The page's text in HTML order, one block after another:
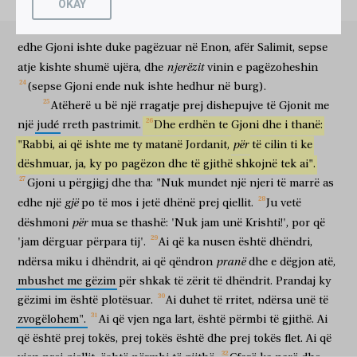
ἐστίν;
ἀκούων
që dëgjon
αὐτοῦ,
atë
χαρᾷ
gëzimi
χαίρει
gëzohet
διὰ
për shkak
τὴν φωνὴν
të zërit
τοῦ
νυμφίου.
të dhëndrit
αὕτη
ky
οὖν
prandaj
ἡ χαρὰ
gëzimi
ἡ ἐμὴ
imi
πεπλήρωται.
është plotësuar
ἐκεῖνον
ai
δεῖ
duhet
αὐξάνειν,
të rritet
ἐμὲ
unë
δὲ
por
ἐλαττοῦσθαι.
të zvogëlohem ai nga lart
ἐρχόμενος,
që vjen
ἐπάνω
përmbi
πάντων
të gjithë
ἐστίν.
është
ὁ
ai
ὢν
që është
ἐκ
prej
τῆς γῆς,
tokës
ἐκ
prej
τῆς γῆς
tokës
ἐστιν,
është
καὶ
dhe
ἐκ
prej
τῆς γῆς
tokës
λαλεῖ.
flet
ὁ
ai
ἐκ
prej
τοῦ
οὐρανοῦ
qiellit
ἐρχόμενος,
që vjen
ἐπάνω
përmbi
πάντων
të gjithë
ἐστίν.
është
ὃ
çfarë
ἑώρακεν
ka parë
καὶ
dhe
ἤκουσεν,
dëgjoi
τοῦτο μαρτυρεῖ; καὶ
dhe
τὴν μαρτυρίαν
dëshminë
αὐτοῦ, οὐδεὶς
asnjë
λαμβάνει.
ὁ
ai
λαβὼν
që pranon
αὐτοῦ
e tij
τὴν μαρτυρίαν,
dëshminë
ἐσφράγισεν
vulosi
ὅτι
se
ὁ
Θεὸς
Perëndia
ἀληθής
i vërtetë
ἐστιν.
është të cilin sepse
ἀπέστειλεν
dërgoi
ὁ
Θεὸς,
Perëndia
τὰ ῥήματα
thëniet
τοῦ Θεοῦ
e Perëndisë
λαλεῖ;
flet
οὐ
nuk
γὰρ
sepse
ἐκ
prej
μέτρου
mase jep
τὸ
Frymën Ati do
τὸν
Birin dhe
πάντα
të gjitha
δέδωκεν
ka dhënë
ἐν
në
τῇ χειρὶ
dorën
αὐτοῦ.
e tij
ὁ
ai
πιστεύων
që beson
εἰς
në
τὸν
Mbas këtyre
edhe Gjoni ishte duke pagëzuar në Enon, afër Salimit, sepse
atje kishte shumë ujëra, dhe njerëzit vinin e pagëzoheshin
(sepse Gjoni ende nuk ishte hedhur në burg).
Atëherë u bë një rragatje prej dishepujve të Gjonit me
një judé rreth pastrimit. Dhe erdhën te Gjoni dhe i thanë:
"Rabbi, ai që ishte me ty matanë Jordanit, për të cilin ti ke
dëshmuar, ja, ky po pagëzon dhe të gjithë shkojnë tek ai".
Gjoni u përgjigj dhe tha: "Nuk mundet një njeri të marrë as
edhe një gjë po të mos i jetë dhënë prej qiellit. Ju vetë
dëshmoni për mua se thashë: 'Nuk jam unë Krishti!', por që
'jam dërguar përpara tij'. Ai që ka nusen është dhëndri,
ndërsa miku i dhëndrit, ai që qëndron pranë dhe e dëgjon atë,
mbushet me gëzim për shkak të zërit të dhëndrit. Prandaj ky
gëzimi im është plotësuar. Ai duhet të rritet, ndërsa unë të
zvogëlohem".
Ai që vjen nga lart, është përmbi të gjithë. Ai
që është prej tokës, prej tokës është dhe prej tokës flet. Ai që
OKAY